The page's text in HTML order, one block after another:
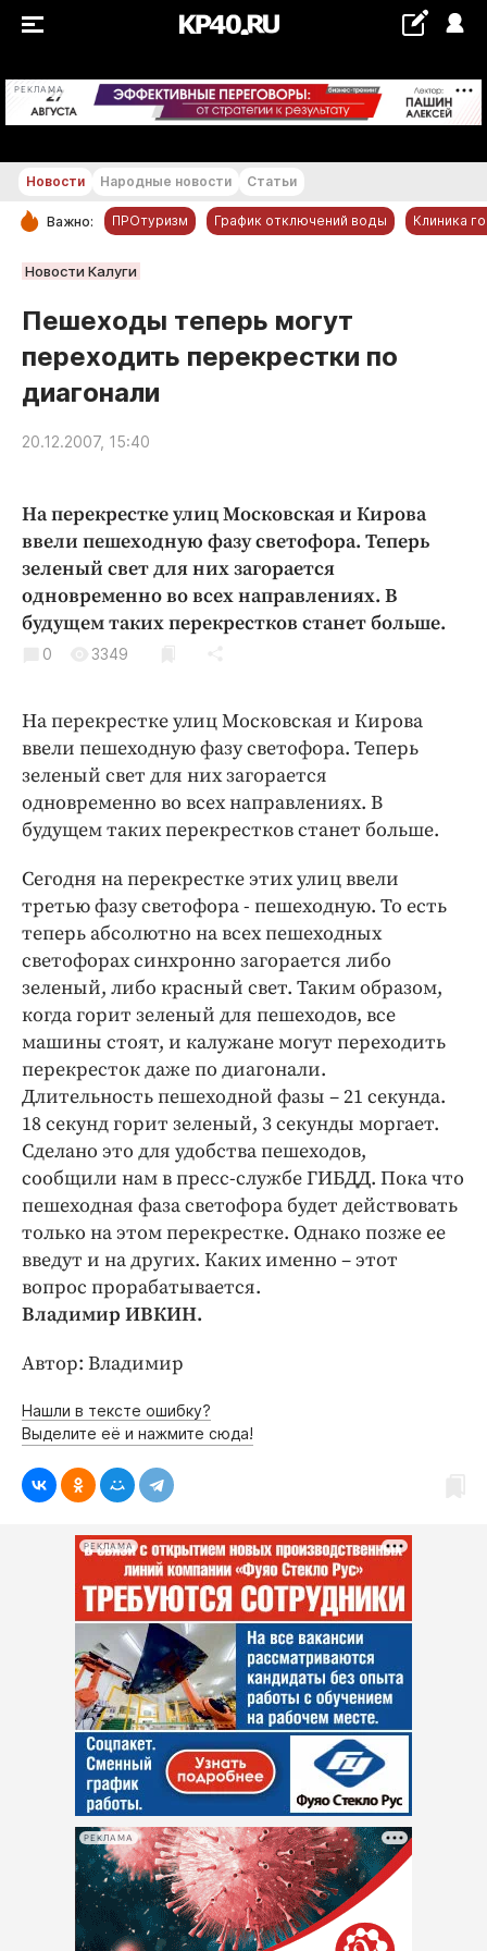
РЕКЛАМА +21...+22 °С
РУБРИКИ
Новости компаний
Статьи
Народные новости
Авто и транспорт
Культура
Недвижимость и ЖКХ
Образование
Общество
Погода
Происшествия
Спорт
Экономика и бизнес
ПРОЕКТЫ
Блоги
Издания
Медиаперсона
Интересное чтиво
Клиника года
Бренд года
Работодатель года
Новости Народные новости Статьи
Важно: ПРОтуризм График отключений воды Клиника
Новости Калуги
Пешеходы теперь могут
переходить перекрестки по
диагонали
20.12.2007, 15:40
На перекрестке улиц Московская и Кирова
ввели пешеходную фазу светофора. Теперь
зеленый свет для них загорается
одновременно во всех направлениях. В
будущем таких перекрестков станет больше.
0 3349
На перекрестке улиц Московская и Кирова
ввели пешеходную фазу светофора. Теперь
зеленый свет для них загорается
одновременно во всех направлениях. В
будущем таких перекрестков станет больше.
Сегодня на перекрестке этих улиц ввели
третью фазу светофора - пешеходную. То есть
теперь абсолютно на всех пешеходных
светофорах синхронно загорается либо
зеленый, либо красный свет. Таким образом,
когда горит зеленый для пешеходов, все
машины стоят, и калужане могут переходить
перекресток даже по диагонали.
Длительность пешеходной фазы – 21 секунда.
18 секунд горит зеленый, 3 секунды моргает.
Сделано это для удобства пешеходов,
сообщили нам в пресс-службе ГИБДД. Пока что
пешеходная фаза светофора будет действовать
только на этом перекрестке. Однако позже ее
введут и на других. Каких именно – этот
вопрос прорабатывается.
Владимир ИВКИН.
Автор: Владимир
Нашли в тексте ошибку?
Выделите её и нажмите сюда!
РЕКЛАМА
РЕКЛАМА